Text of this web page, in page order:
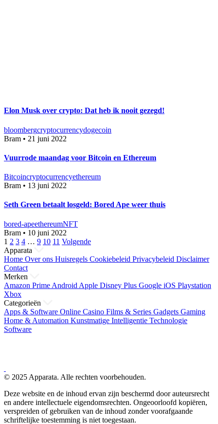
Elon Musk over crypto: Dat heb ik nooit gezegd!
bloombergcryptocurrencydogecoin
Bram • 21 juni 2022
Vuurrode maandag voor Bitcoin en Ethereum
Bitcoincryptocurrencyethereum
Bram • 13 juni 2022
Seth Green betaalt losgeld: Bored Ape weer thuis
bored-apeethereumNFT
Bram • 10 juni 2022
Berichten
paginering
1 2 3 4 … 9 10 11 Volgende
Apparata
Home Over ons Huisregels Cookiebeleid Privacybeleid Disclaimer
Contact
Merken
Amazon Prime Android Apple Disney Plus Google iOS Playstation
Xbox
Categorieën
Apps & Software Online Casino Films & Series Gadgets Gaming
Home & Automation Kunstmatige Intelligentie Technologie
Software
© 2025 Apparata. Alle rechten voorbehouden.
Deze website en de inhoud ervan zijn beschermd door auteursrecht
en andere intellectuele eigendomsrechten. Ongeoorloofd kopiëren,
verspreiden of gebruiken van de inhoud zonder voorafgaande
schriftelijke toestemming is niet toegestaan.